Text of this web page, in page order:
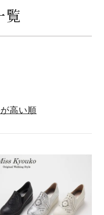
覧
高い順